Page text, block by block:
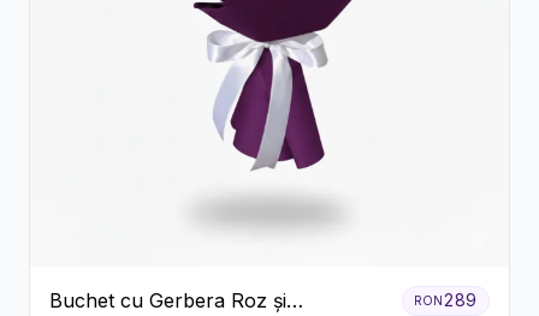
Buchet cu Gerbera Roz și
RON289